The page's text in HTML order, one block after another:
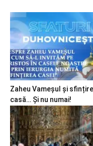
Zaheu Vameșul și
casă… Și nu numai!